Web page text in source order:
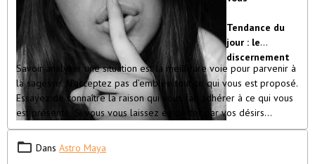
Omraam Mikhaël Aïvanhov
Tendance du
jour : le
discernement
Savoir analyser une situation est la meilleure voie pour parvenir à
la sagesse. N’acceptez pas d’emblée tout ce qui vous est proposé.
Essayez de connaître la raison qui vous fait adhérer à ce qui vous
est présenté. Si vous vous laissez emporter par vos désirs
personnels, vous saurez que vous cherchez à flatter votre ego.
Vous vous dirigerez alors dans le domaine de l’illusion car votre
état émotionnel vous cachera la réalité. Mieux vaut faire taire vos
Dans Astro Maya